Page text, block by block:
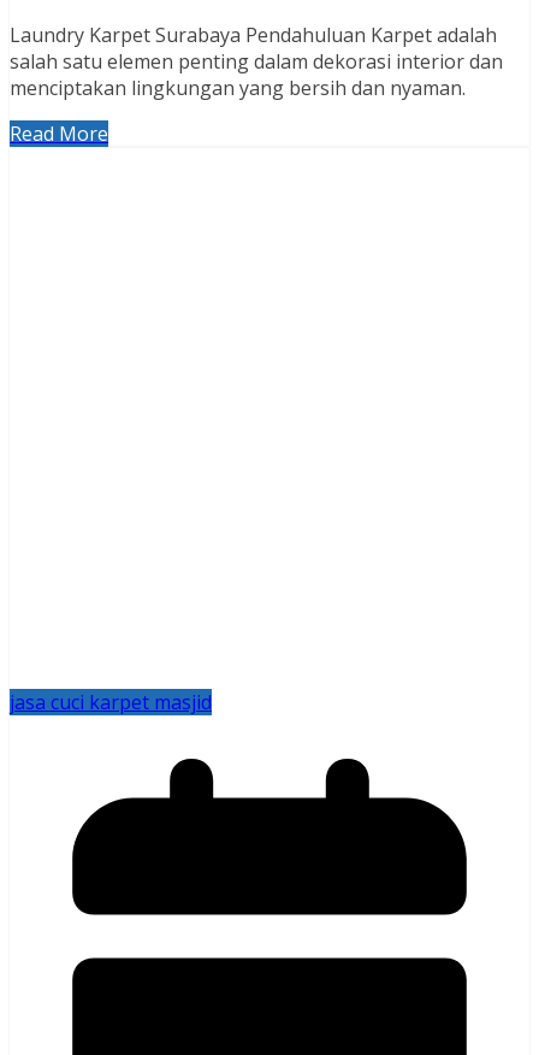
Laundry Karpet Surabaya Pendahuluan Karpet adalah
salah satu elemen penting dalam dekorasi interior dan
menciptakan lingkungan yang bersih dan nyaman.
Read More
jasa cuci karpet masjid